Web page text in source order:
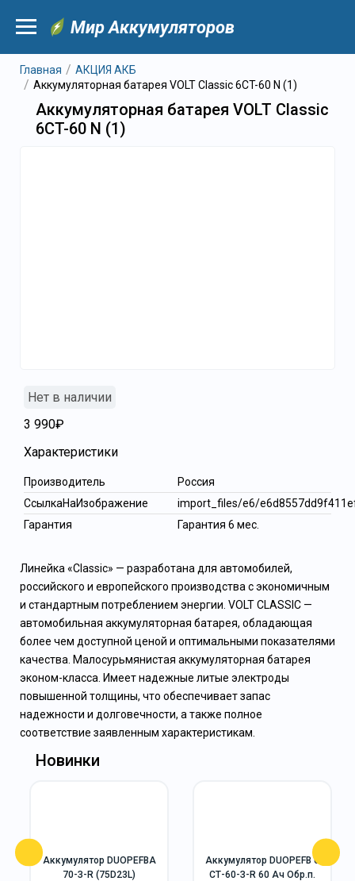
Мир Аккумуляторов
Главная
АКЦИЯ АКБ
Аккумуляторная батарея VOLT Classic 6CT-60 N (1)
Аккумуляторная батарея VOLT Classic
6CT-60 N (1)
Нет в наличии
3 990₽
Характеристики
Производитель
Россия
СсылкаНаИзображение
import_files/e6/
Гарантия
Гарантия 6 мес.
Линейка «Classic» — разработана для автомобилей,
российского и европейского производства с экономичным
и стандартным потреблением энергии. VOLT CLASSIC —
автомобильная аккумуляторная батарея, обладающая
более чем доступной ценой и оптимальными показателями
качества. Малосурьмянистая аккумуляторная батарея
эконом-класса. Имеет надежные литые электроды
повышенной толщины, что обеспечивает запас
надежности и долговечности, а также полное
соответствие заявленным характеристикам.
Новинки
Аккумулятор DUOPEFBА
70-З-R (75D23L)
Аккумулятор DUOPEFB 6
СТ-60-З-R 60 Ач Обр.п.